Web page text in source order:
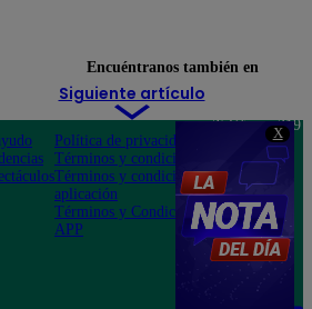
X
Siguiente artículo
Encuéntranos también en
Política de privacidad
Términos y condiciones
Términos y condiciones
aplicación
Términos y Condiciones
APP
Teléfono: 219
Av. San
Felipe 968
Jesús María